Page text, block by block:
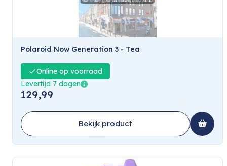
Polaroid Now Generation 3 - Tea
Online op voorraad
Levertijd 7 dagen
129,99
Bekijk product